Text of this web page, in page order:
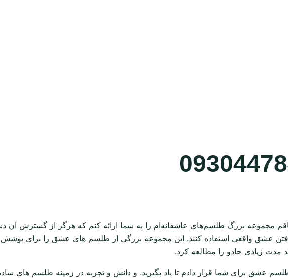
مجموعه بزرگ طلسم‌های عاشقانه‌ام را به شما ارائه کنم که هرگز از
عشق واقعی استفاده کنند. این مجموعه بزرگی از طلسم های عشق را برای پوشش
مدت زیادی جادو را مطالعه کرد.
عشق برای شما قرار دادم تا یاد بگیرید. و دانش و تجربه در زمینه طلسم های